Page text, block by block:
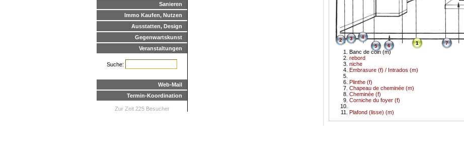
Sanieren
Immo Kaufen, Nutzen
Ausstatten, Design
Gegenwartskunst
Veranstaltungen
Suche:
Web-Mail
Termin-Koordination
Zur Zeit 225 Besucher
1
Banc de coin (m)
rebord
2
niche
3
Embrasure (f) / Intrados (m)
4
5
Plinthe (f)
6
Chapeau de cheminée (m)
7
Cheminée (f)
Corniche du foyer (f)
Plafond (lisse) (m)